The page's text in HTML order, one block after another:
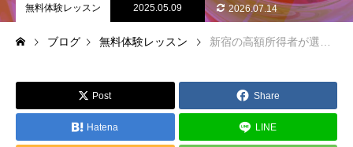
推薦者
LESSON レッスン紹介
カリキュラムの詳細
レッスン形式
無料体験レッスン 2025.05.09 2026.07.14
ブログ 無料体験レッスン 新宿の高額所得者が選ぶフルート教室とは？世界基準レッスンで優雅な趣味を
Post Share
Hatena LINE